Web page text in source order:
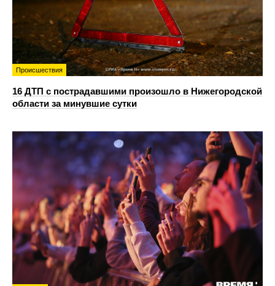
Происшествия
16 ДТП с пострадавшими произошло в Нижегородской
области за минувшие сутки